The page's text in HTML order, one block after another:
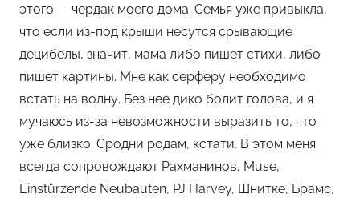
этого — чердак моего дома. Семья уже привыкла,
что если из-под крыши несутся срывающие
децибелы, значит, мама либо пишет стихи, либо
пишет картины. Мне как серферу необходимо
встать на волну. Без нее дико болит голова, и я
мучаюсь из-за невозможности выразить то, что
уже близко. Сродни родам, кстати. В этом меня
всегда сопровождают Рахманинов, Muse,
Einstürzende Neubauten, PJ Harvey, Шнитке, Брамс,